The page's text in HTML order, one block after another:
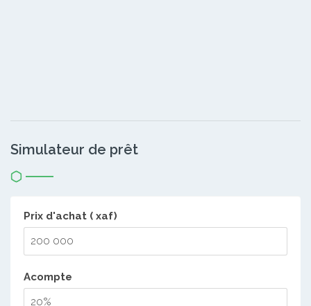
Simulateur de prêt
Prix d'achat ( xaf)
Acompte